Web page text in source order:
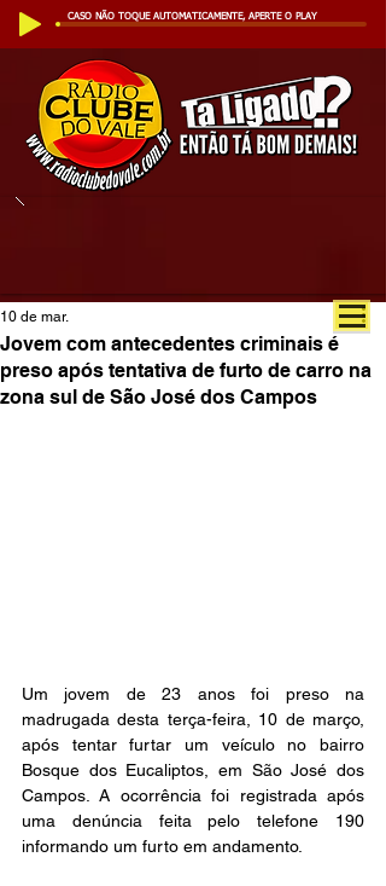
CASO NÃO TOQUE AUTOMATICAMENTE, APERTE O PLAY
Jovem com antecedentes criminais é
preso após tentativa de furto de carro na
zona sul de São José dos Campos
10 de mar.
Um jovem de 23 anos foi preso na
madrugada desta terça-feira, 10 de março,
após tentar furtar um veículo no bairro
Bosque dos Eucaliptos, em São José dos
Campos. A ocorrência foi registrada após
uma denúncia feita pelo telefone 190
informando um furto em andamento.